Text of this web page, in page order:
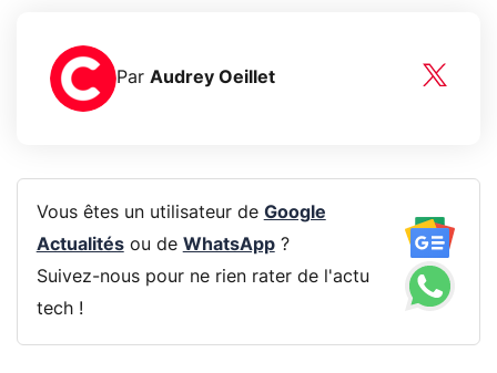
Par Audrey Oeillet
Vous êtes un utilisateur de Google
Actualitésou de WhatsApp?
Suivez-nous pour ne rien rater de l'actu
tech !